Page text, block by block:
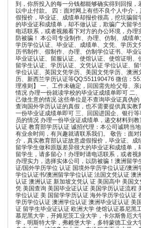
到，你所投入的每一分钱都能够确实得到回报，
以中止付款。 四：面对网上有些不良个人中介
假报价，毕业证、成绩单却报价很高，挖坑骗留
的毕业证和成绩单，却不做认证，欺骗广大留学
电话联系，或者视频看下对方的办公环境，办理
防被骗！ 本公司专业制作、办理、仿制、成绩
学历学位认证、毕业证、成绩单、文凭、学历文
历书制作、假制作、办理、仿制学位证书、毕业
毕业证认证、留服认证、使馆认证、使馆证明、
留学生认证、学历认证、文凭认证 学位认证、
学位认证、英国文凭学历、美国文凭学历、澳洲
历、新西兰学历认证等QQ:551190476 微信：
理准则】 一、工作未确定，回国需先给父母、
情况 办理一份就读学校的毕业证成绩单即可 二
己做生意的情况 这些单位是不查询毕业证真伪
查询国外学历认证的真假，也不需要提供真实教
一份毕业证成绩单即可 三、回国进国企、银行
员的情况 办理一份毕业证成绩单，递交材料到
认证 教育部学历认证 诚招代理：本公司诚聘当
有业余时间，有兴趣就请联系我们。 敬告：面
介，真实教育部认证故意虚假报价，毕业证、成
留学学生做和原版差异很大的毕业证和成绩单，
留学生，请多留心！办理时请电话联系，或者视
办理实力，选择实体公司，以防被骗！澳洲留学
证/国外学历学位 认证 国境外学历学位认证/澳洲
学位认证书/澳洲留学学位认证 法国文凭认证 澳
认证 澳洲认证 新加坡文凭认 证 美国高中 美国
凭 美国查询 美国毕业证认证 美国学历认证流程
学位认证 美 国留学学历认证 海外学历学位认证
学历学位认证 澳洲学位认证 澳洲毕业证认证 美
证 留学生毕业证认证 欧洲大学 使馆认证慕尼黑
慕尼黑大学，开姆尼茨工业大学，卡尔斯鲁厄大
学，明斯特大学，弗赖堡大学，多特蒙德工业大